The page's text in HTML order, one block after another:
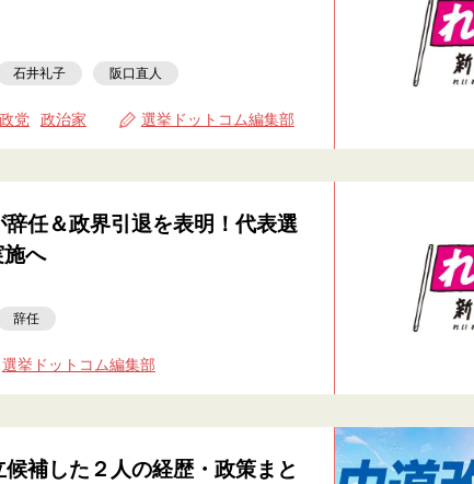
石井礼子 阪口直人
政党 政治家 選挙ドットコム編集部
辞任＆政界引退を表明！代表選
へ
辞任
選挙ドットコム編集部
補した２人の経歴・政策まと